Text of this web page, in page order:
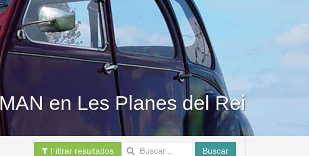
en Les Planes del Rei
Filtrar resultados Buscar